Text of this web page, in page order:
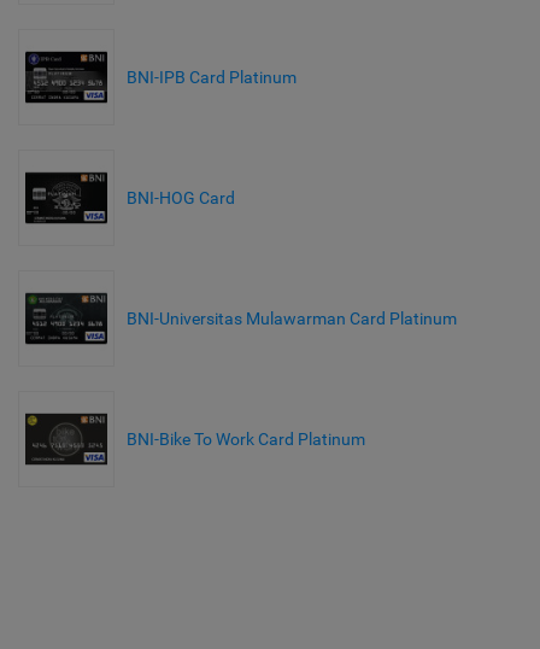
BNI-IPB Card Platinum
BNI-HOG Card
BNI-Universitas Mulawarman Card Platinum
BNI-Bike To Work Card Platinum